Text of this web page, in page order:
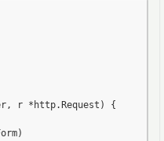
r *http.Request) {